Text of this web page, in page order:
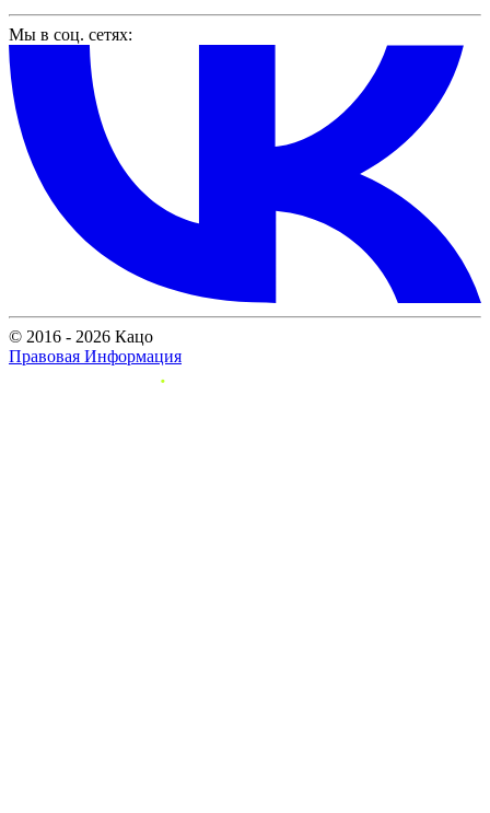
Мы в соц. сетях:
© 2016 - 2026 Кацо
Правовая Информация